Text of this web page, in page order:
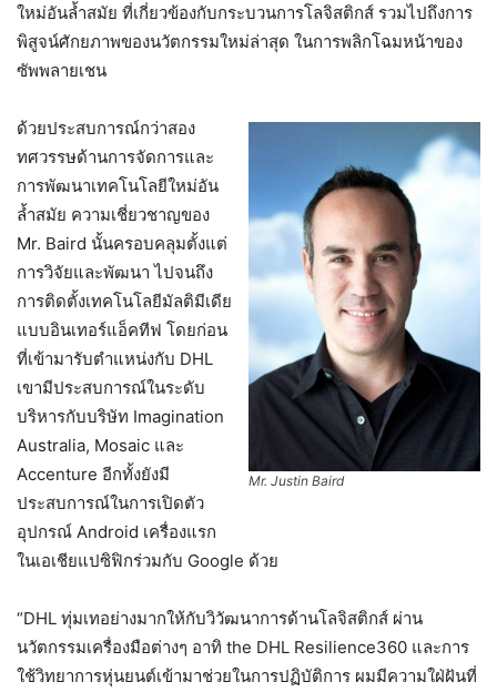
ใหม่อันล้ำสมัย ที่เกี่ยวข้องกับกระบวนการโลจิสติกส์ รวมไปถึงการ
พิสูจน์ศักยภาพของนวัตกรรมใหม่ล่าสุด ในการพลิกโฉมหน้าของ
ซัพพลายเชน
Mr. Justin Baird
ด้วยประสบการณ์กว่าสอง
ทศวรรษด้านการจัดการและ
การพัฒนาเทคโนโลยีใหม่อัน
ล้ำสมัย ความเชี่ยวชาญของ
Mr. Baird นั้นครอบคลุมตั้งแต่
การวิจัยและพัฒนา ไปจนถึง
การติดตั้งเทคโนโลยีมัลติมีเดีย
แบบอินเทอร์แอ็คทีฟ โดยก่อน
ที่เข้ามารับตำแหน่งกับ DHL
เขามีประสบการณ์ในระดับ
บริหารกับบริษัท Imagination
Australia, Mosaic และ
Accenture อีกทั้งยังมี
ประสบการณ์ในการเปิดตัว
อุปกรณ์ Android เครื่องแรก
ในเอเชียแปซิฟิกร่วมกับ Google ด้วย
“DHL ทุ่มเทอย่างมากให้กับวิวัฒนาการด้านโลจิสติกส์ ผ่าน
นวัตกรรมเครื่องมือต่างๆ อาทิ the DHL Resilience360 และการ
ใช้วิทยาการหุ่นยนต์เข้ามาช่วยในการปฏิบัติการ ผมมีความใฝ่ฝันที่